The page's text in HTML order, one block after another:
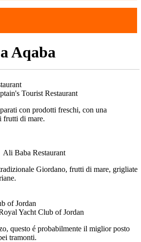
Aqaba
Tourist Restaurant
con prodotti freschi, con una
frutti di mare.
Ali Baba Restaurant
Giordano, frutti di mare, grigliate
Yacht Club of Jordan
questo é probabilmente il miglior posto
tramonti.